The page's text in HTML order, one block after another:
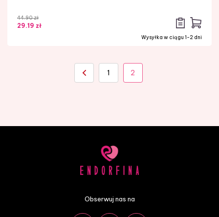
44.90 zł
29.19 zł
Wysyłka w ciągu 1-2 dni
1 2
Obserwuj nas na